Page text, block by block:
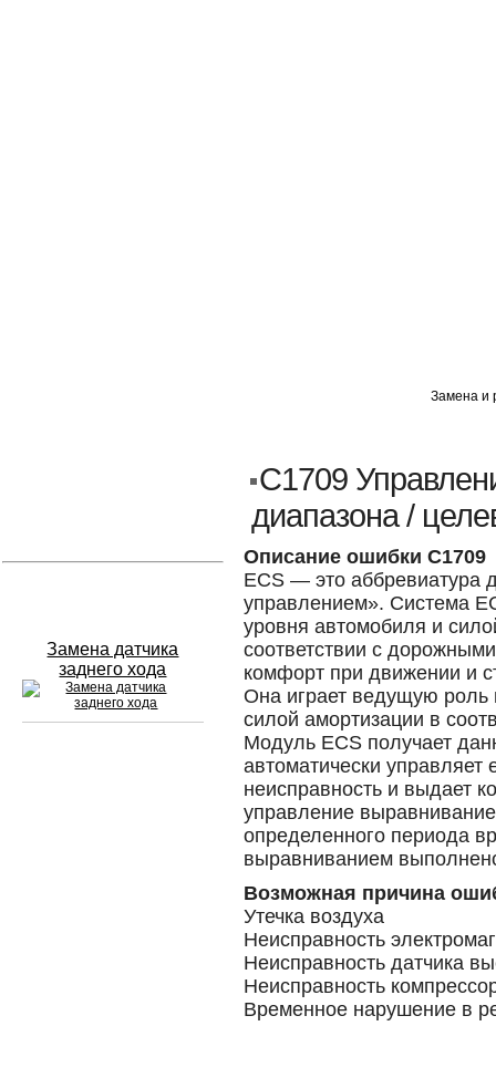
Замена датчика
заднего хода
Замена и
C1709
диапазона /
Описание ошибки C1709
ECS — это аббревиатура
управлением». Система
уровня автомобиля и
соответствии с
комфорт при движении и
Она играет ведущую роль
силой амортизации в
Модуль ECS получает
автоматически
неисправность и выдает
управление
определенного периода
выравниванием
Возможная причина
Утечка воздуха
Неисправность
Неисправность датчика
Неисправность
Временное нарушение в